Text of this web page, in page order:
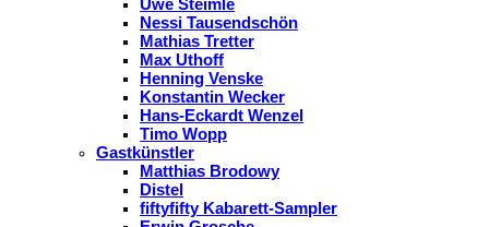
Uwe Steimle
Nessi Tausendschön
Mathias Tretter
Max Uthoff
Henning Venske
Konstantin Wecker
Hans-Eckardt Wenzel
Timo Wopp
Gastkünstler
Matthias Brodowy
Distel
fiftyfifty Kabarett-Sampler